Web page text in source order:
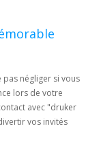
négliger si vous
lors de votre
avec "druker
vos invités